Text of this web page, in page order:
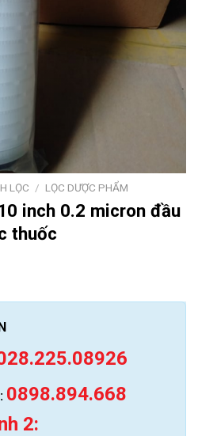
LỌC / LỌC DƯỢC PHẨM
inch 0.2 micron đầu
thuốc
0898.894.668
2: